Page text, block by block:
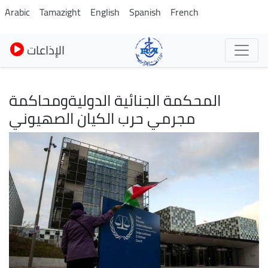
Pasar
al
contenido
principal
Arabic Tamazight English Spanish French
الإذاعات
المحكمة الجنائية الدوليةومحاكمة
مجرمي حرب الكيان الصهيوني